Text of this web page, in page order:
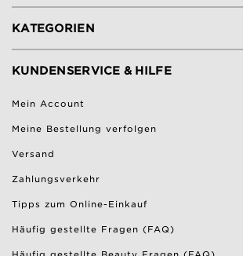
KATEGORIEN
KUNDENSERVICE & HILFE
Mein Account
Meine Bestellung verfolgen
Versand
Zahlungsverkehr
Tipps zum Online-Einkauf
Häufig gestellte Fragen (FAQ)